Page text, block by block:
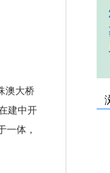
澳大桥
建中开
一体，